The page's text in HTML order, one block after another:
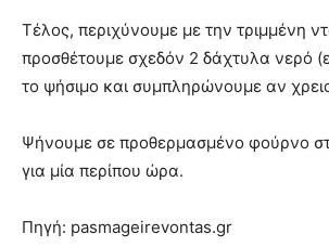
Τέλος, περιχύνουμε με την τριμμένη
προσθέτουμε σχεδόν 2 δάχτυλα νερό
το ψήσιμο και συμπληρώνουμε αν
Ψήνουμε σε προθερμασμένο φούρνο
για μία περίπου ώρα.
Πηγή: pasmageirevontas.gr